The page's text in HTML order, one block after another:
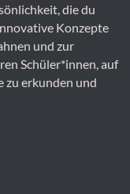
die du
Konzepte
und zur
Schüler*innen, auf
zu erkunden und